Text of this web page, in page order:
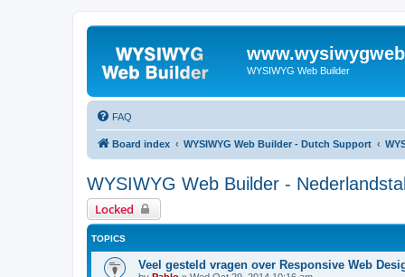
WYSIWYG Web Builder
FAQ
Board index WYSIWYG Web Builder - Dutch Support
WYSIWYG Web Builder -
Locked
TOPICS
Veel gesteld vragen over Responsive Web